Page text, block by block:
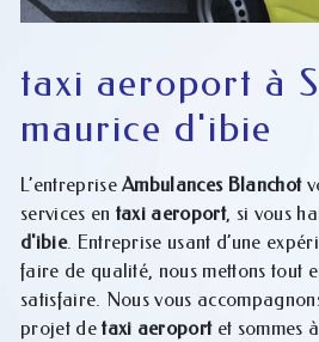
taxi aeroport à
maurice d'ibie
L’entrepriseAmbulances Blanchot
services en taxi aeroport, si vous
d'ibie. Entreprise usant d’une
faire de qualité, nous mettons tout
satisfaire. Nous vous
projet detaxi aeroportet sommes